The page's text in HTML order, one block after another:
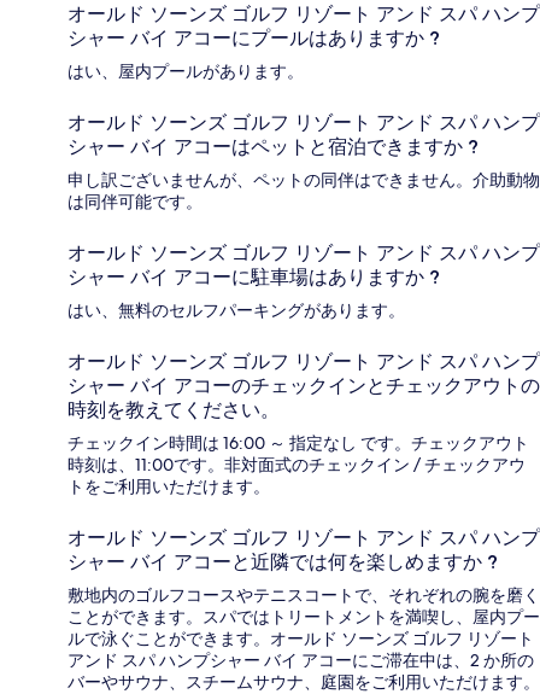
オールド ソーンズ ゴルフ リゾート アンド スパ ハンプ
シャー バイ アコーにプールはありますか ?
はい、屋内プールがあります。
オールド ソーンズ ゴルフ リゾート アンド スパ ハンプ
シャー バイ アコーはペットと宿泊できますか ?
申し訳ございませんが、ペットの同伴はできません。介助動物
は同伴可能です。
オールド ソーンズ ゴルフ リゾート アンド スパ ハンプ
シャー バイ アコーに駐車場はありますか ?
はい、無料のセルフパーキングがあります。
オールド ソーンズ ゴルフ リゾート アンド スパ ハンプ
シャー バイ アコーのチェックインとチェックアウトの
時刻を教えてください。
チェックイン時間は 16:00 ～ 指定なし です。チェックアウト
時刻は、11:00です。非対面式のチェックイン / チェックアウ
トをご利用いただけます。
オールド ソーンズ ゴルフ リゾート アンド スパ ハンプ
シャー バイ アコーと近隣では何を楽しめますか ?
敷地内のゴルフコースやテニスコートで、それぞれの腕を磨く
ことができます。スパではトリートメントを満喫し、屋内プー
ルで泳ぐことができます。オールド ソーンズ ゴルフ リゾート
アンド スパ ハンプシャー バイ アコーにご滞在中は、2 か所の
バーやサウナ、スチームサウナ、庭園をご利用いただけます。